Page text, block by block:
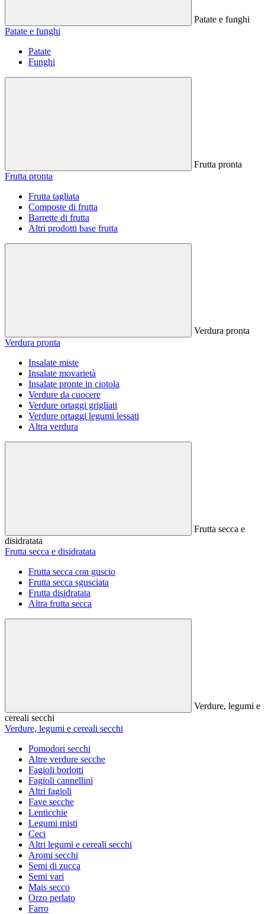
Patate e funghi
Patate e funghi
Patate
Funghi
Frutta pronta
Frutta pronta
Frutta tagliata
Composte di frutta
Barrette di frutta
Altri prodotti base frutta
Verdura pronta
Verdura pronta
Insalate miste
Insalate movarietà
Insalate pronte in ciotola
Verdure da cuocere
Verdure ortaggi grigliati
Verdure ortaggi legumi lessati
Altra verdura
Frutta secca e
disidratata
Frutta secca e disidratata
Frutta secca con guscio
Frutta secca sgusciata
Frutta disidratata
Altra frutta secca
Verdure, legumi e
cereali secchi
Verdure, legumi e cereali secchi
Pomodori secchi
Altre verdure secche
Fagioli borlotti
Fagioli cannellini
Altri fagioli
Fave secche
Lenticchie
Legumi misti
Ceci
Altri legumi e cereali secchi
Aromi secchi
Semi di zucca
Semi vari
Mais secco
Orzo perlato
Farro